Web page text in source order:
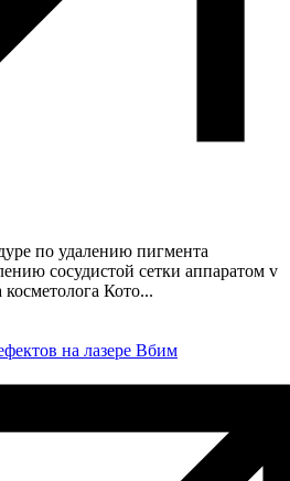
по удалению пигмента
сосудистой сетки аппаратом v
косметолога Кото...
на лазере Вбим